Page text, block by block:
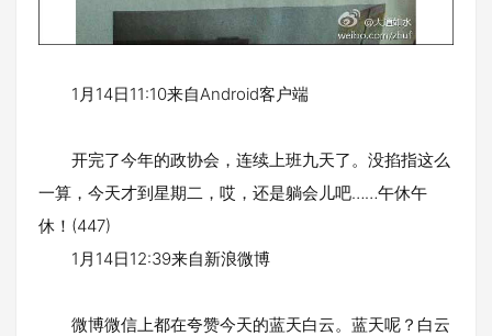
1月14日11:10来自Android客户端
开完了今年的政协会，连续上班九天了。没掐指这么
一算，今天才到星期二，哎，还是躺会儿吧……午休午
休！(447)
1月14日12:39来自新浪微博
微博微信上都在夸赞今天的蓝天白云。蓝天呢？白云